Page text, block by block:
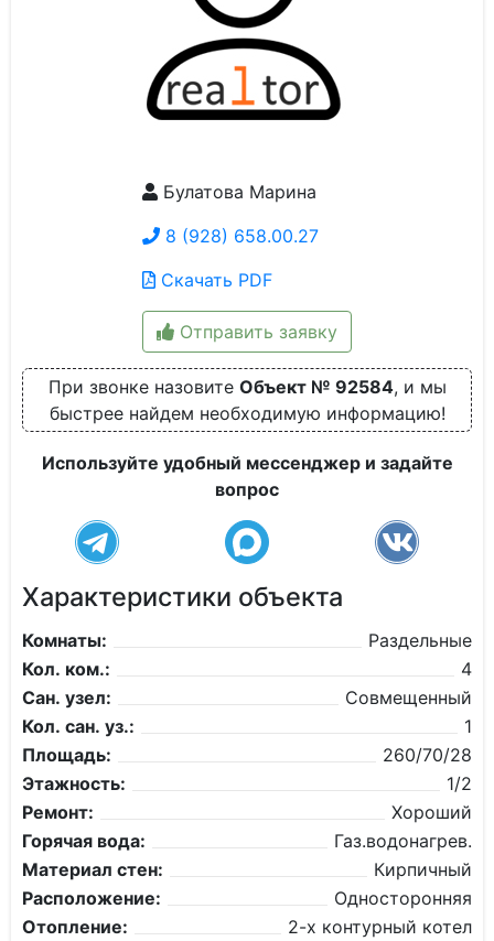
Булатова Марина
8 (928) 658.00.27
Скачать PDF
Отправить заявку
При звонке назовите Объект № 92584, и мы
быстрее найдем необходимую информацию!
Используйте удобный мессенджер и задайте
вопрос
Характеристики объекта
Комнаты:
Раздельные
Кол. ком.:
4
Сан. узел:
Совмещенный
Кол. сан. уз.:
1
Площадь:
260/70/28
Этажность:
1/2
Ремонт:
Хороший
Горячая вода:
Газ.водонагрев.
Материал стен:
Кирпичный
Расположение:
Односторонняя
Отопление:
2-х контурный котел